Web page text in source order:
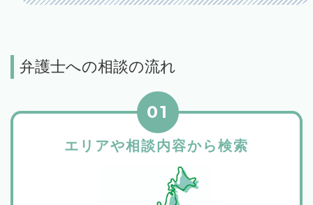
弁護士への相談の流れ
エリアや相談内容から検索
01